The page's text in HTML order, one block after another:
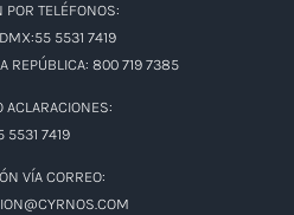
POR TELÉFONOS:
5531 7419
REPÚBLICA: 800 719 7385
ACLARACIONES:
5531 7419
VÍA CORREO: